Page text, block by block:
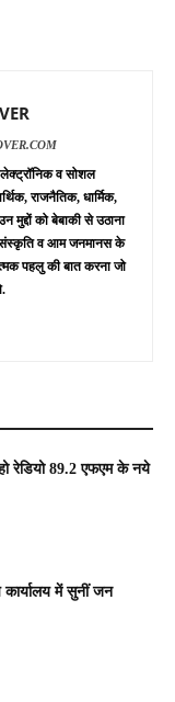
व सोशल
राजनैतिक, धार्मिक,
मुद्दों को बेबाकी से उठाना
संस्कृति व आम जनमानस के
पहलु की बात करना जो
रेडियो 89.2 एफएम के नये
में सुनीं जन